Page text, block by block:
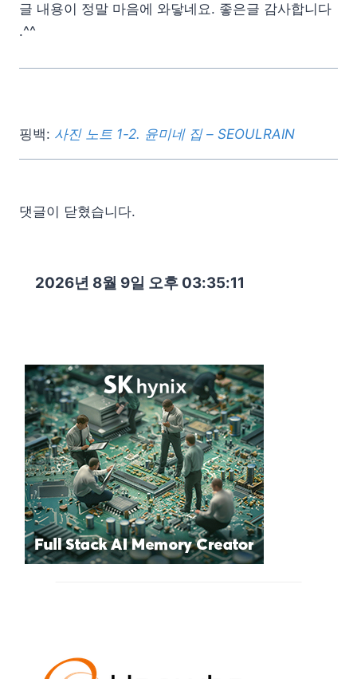
글 내용이 정말 마음에 와닿네요. 좋은글 감사합니다
.^^
핑백: 사진 노트 1-2. 윤미네 집 – SEOULRAIN
댓글이 닫혔습니다.
2026년 8월 9일 오후 03:35:12